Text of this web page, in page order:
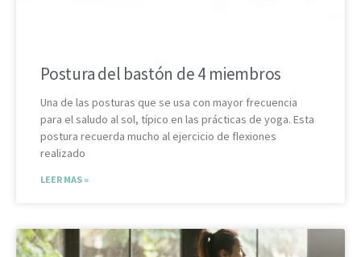
Postura del bastón de 4 miembros
Una de las posturas que se usa con mayor frecuencia
para el saludo al sol, típico en las prácticas de yoga. Esta
postura recuerda mucho al ejercicio de flexiones
realizado
LEER MAS »